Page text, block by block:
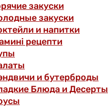
закуски
закуски
и напитки
рецепти
и бутерброды
Блюда и Десерты